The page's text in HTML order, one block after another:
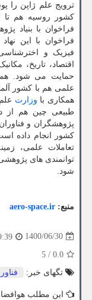
ترویج علم ژاپن
فراخوان با بنیاد
فراخوان با این
فیزیک و
اقتصاد، تاریخ،
علمی هم با کشور
همکاری با وزارت
طبیعی چین هم از
پژوهشگران و
کشور انجام داده
تعاملات علمی،
توانمندی های
شود.
منبع: aero-space.ir
1400/06/30
0.0
/
5
تگهای خبر:
این مطلب